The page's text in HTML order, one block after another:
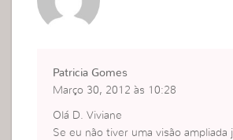
ho e objectivo, há que parar para
er o que temos que fazer.
m com as mãos a trabalhar e agir.
Patricia Gomes
Março 30, 2012 às 10:28
Olá D. Viviane
Se eu não tiver uma visão ampliada